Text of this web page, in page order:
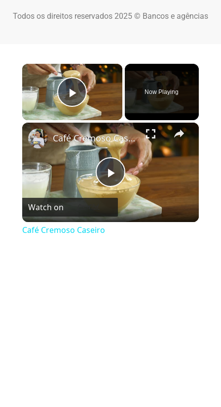
Todos os direitos reservados 2025 © Bancos e agências
×
Play Video
Now Playing
×
Play Video
Café Cremoso Caseiro
Watch on
Café Cremoso Caseiro